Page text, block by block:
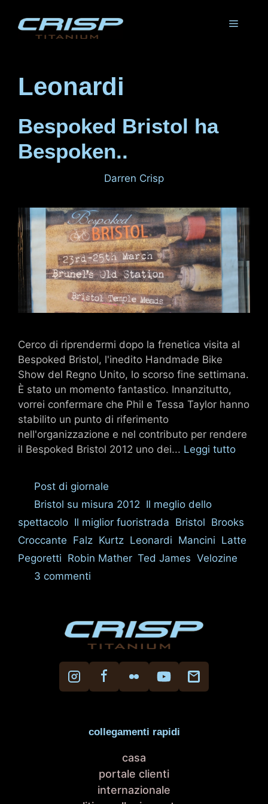
contenuto
Menu
Leonardi
Bespoked Bristol ha
Bespoken..
Darren Crisp
Cerco di riprendermi dopo la frenetica visita al
Bespoked Bristol, l'inedito Handmade Bike
Show del Regno Unito, lo scorso fine settimana.
È stato un momento fantastico. Innanzitutto,
vorrei confermare che Phil e Tessa Taylor hanno
stabilito un punto di riferimento
nell'organizzazione e nel contributo per rendere
il Bespoked Bristol 2012 uno dei... Leggi tutto
Categorie
Post di giornale
Tag
Bristol su misura 2012 Il meglio dello
spettacolo Il miglior fuoristrada Bristol Brooks
Croccante Falz Kurtz Leonardi Mancini Latte
Pegoretti Robin Mather, Ted James Velozine
3 commenti
collegamenti rapidi
casa
portale clienti
internazionale